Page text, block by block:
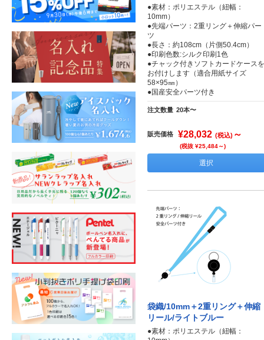
●素材：ポリエステル（紐幅：
10mm）
●先端パーツ：2重リング＋伸縮パー
ツ
●長さ：約108cm（片側50.4cm）
●印刷色数:シルク印刷1色
●チャック付きソフトカードケースを
お付けします（適合用紙サイズ
58×95㎜）
●国産安全パーツ付き
注文数量 20本〜
販売価格 ¥28,032 (税込) ～
(税抜 ¥25,484～)
選択
袋織/10mm＋2重リング＋伸縮
リール/ライトブルー
●素材：ポリエステル（紐幅：